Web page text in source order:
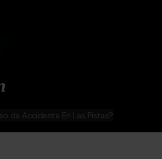
de Accidente En Las Pistas?